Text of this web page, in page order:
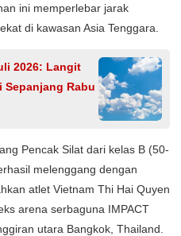
ini memperlebar jarak
di kawasan Asia Tenggara.
2026: Langit
Sepanjang Rabu
Pencak Silat dari kelas B (50-
melenggang dengan
atlet Vietnam Thi Hai Quyen
arena serbaguna IMPACT
utara Bangkok, Thailand.